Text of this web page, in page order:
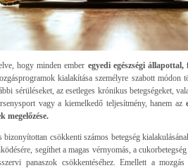
hogy minden ember egyedi egészségi
kialakítása személyre szabott módon
sérüléseket, az esetleges krónikus betegségeket,
vagy a kiemelkedő teljesítmény, hanem az
megelőzése.
bizonyítottan csökkenti számos betegség
segíthet a magas vérnyomás, a
panaszok csökkentéséhez. Emellett a